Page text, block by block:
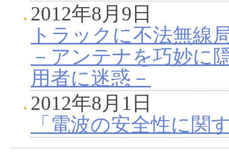
2012年8月9日
トラックに不法無線
－アンテナを巧妙に
用者に迷惑－
2012年8月1日
「電波の安全性に関